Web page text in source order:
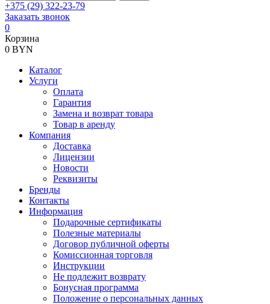
+375 (29) 322-23-79
Заказать звонок
0
Корзина
0 BYN
Каталог
Услуги
Оплата
Гарантия
Замена и возврат товара
Товар в аренду
Компания
Доставка
Лицензии
Новости
Реквизиты
Бренды
Контакты
Информация
Подарочные сертификаты
Полезные материалы
Договор публичной оферты
Комиссионная торговля
Инструкции
Не подлежит возврату
Бонусная программа
Положение о персональных данных